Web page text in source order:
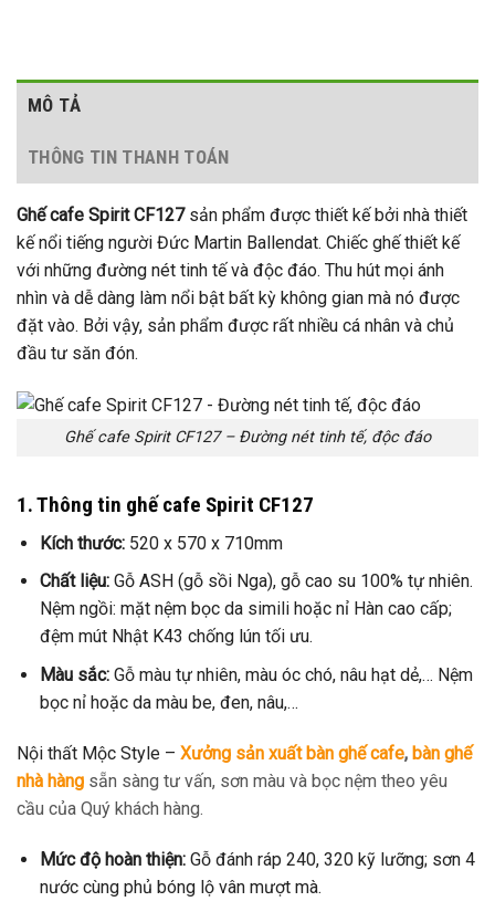
MÔ TẢ
THÔNG TIN THANH TOÁN
Ghế cafe Spirit CF127sản phẩm được thiết kế bởi nhà thiết
kế nổi tiếng người Đức Martin Ballendat. Chiếc ghế thiết kế
với những đường nét tinh tế và độc đáo. Thu hút mọi ánh
nhìn và dễ dàng làm nổi bật bất kỳ không gian mà nó được
đặt vào. Bởi vậy, sản phẩm được rất nhiều cá nhân và chủ
đầu tư săn đón.
Ghế cafe Spirit CF127 – Đường nét tinh tế, độc đáo
1. Thông tin ghế cafe Spirit CF127
Kích thước: 520 x 570 x 710mm
Chất liệu:Gỗ ASH (gỗ sồi Nga), gỗ cao su 100% tự nhiên.
Nệm ngồi: mặt nệm bọc da simili hoặc nỉ Hàn cao cấp;
đệm mút Nhật K43 chống lún tối ưu.
Màu sắc: Gỗ màu tự nhiên, màu óc chó, nâu hạt dẻ,… Nệm
bọc nỉ hoặc da màu be, đen, nâu,…
Nội thất Mộc Style – Xưởng sản xuất bàn ghế cafe, bàn ghế
nhà hàng sẵn sàng tư vấn, sơn màu và bọc nệm theo yêu
cầu của Quý khách hàng.
Mức độ hoàn thiện:Gỗ đánh ráp 240, 320 kỹ lưỡng; sơn 4
nước cùng phủ bóng lộ vân mượt mà.